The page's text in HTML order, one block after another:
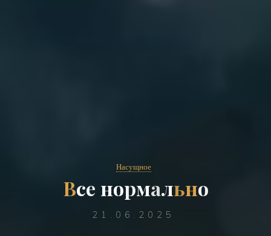
Насущное
Все нормально
21.06.2025